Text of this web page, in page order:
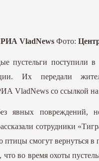
Спецпроекты
ГИД
РИА VladNews Фото:
пустельги поступили
Их передали
VladNews со ссылкой
явных повреждений,
сотрудники
птицы смогут вернуться в
что во время охоты